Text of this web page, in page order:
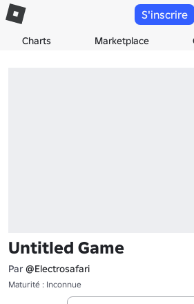
Charts Marketplace
S'inscrire
Untitled Game
Par @Electrosafari
Maturité : Inconnue